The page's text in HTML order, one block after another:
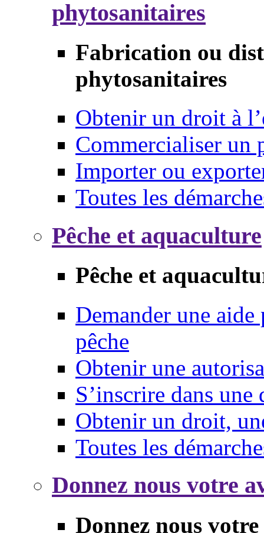
phytosanitaires
Fabrication ou
phytosanitaires
Obtenir un droit à
Commercialiser un
Importer ou
Toutes les
Pêche et aquaculture
Pêche et
Demander une
pêche
Obtenir une
S’inscrire dans une
Obtenir un droit,
Toutes les
Donnez nous votre
Donnez nous